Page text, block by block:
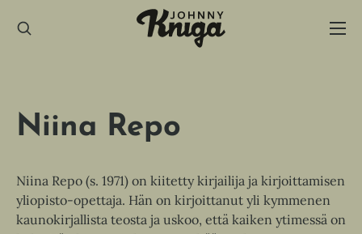
sisältöön
Niina Repo
Niina Repo (s. 1971) on kiitetty kirjailija ja kirjoittamisen
yliopisto-opettaja. Hän on kirjoittanut yli kymmenen
kaunokirjallista teosta ja uskoo, että kaiken ytimessä on